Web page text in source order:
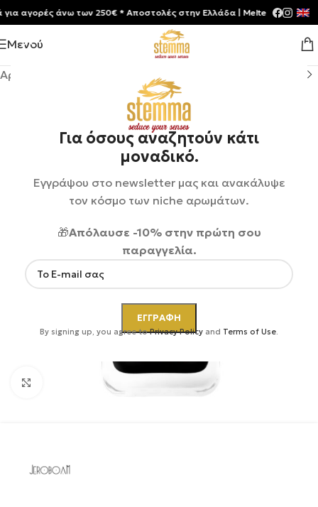
Για όσους αναζητούν κάτι
μοναδικό.
Εγγράψου στο newsletter μας και ανακάλυψε
τον κόσμο των niche αρωμάτων.
🎁Απόλαυσε -10% στην πρώτη σου
παραγγελία.
By signing up, you agree toPrivacy Policy and Terms of Use.
Μενού
Αρχική σελίδα Αρώματα
Κάντε κλικ για μεγέθυνση
αγορές άνω των 250€ * Aποστολές στην Ελλάδα | Meltemia Exclusive